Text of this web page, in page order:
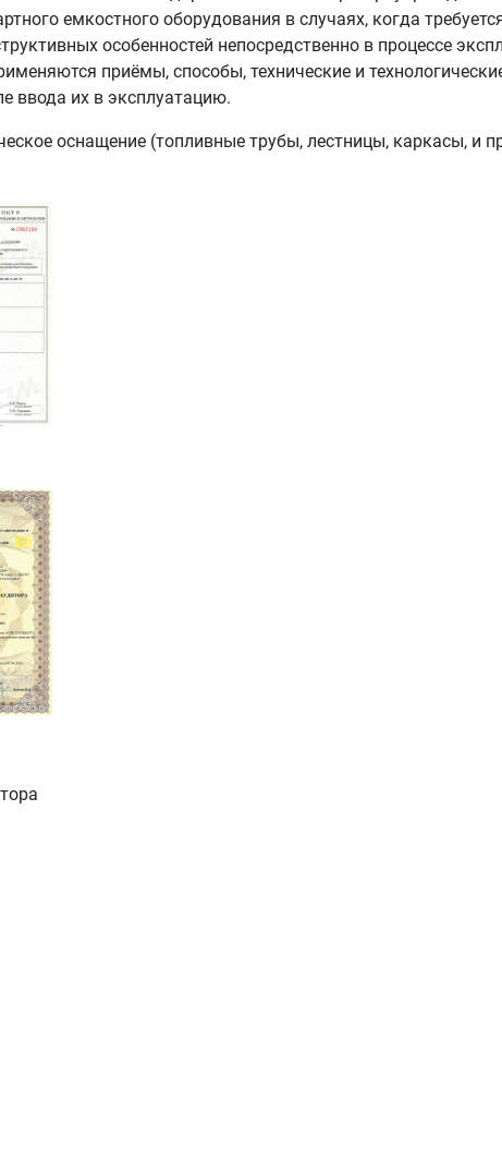
емкостного оборудования в случаях, когда
особенностей непосредственно в процессе
приёмы, способы, технические и
ввода их в эксплуатацию.
оснащение (топливные трубы, лестницы, каркасы, и